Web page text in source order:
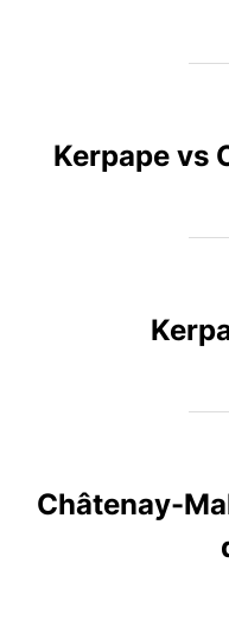
Kerpape vs
Châtenay-